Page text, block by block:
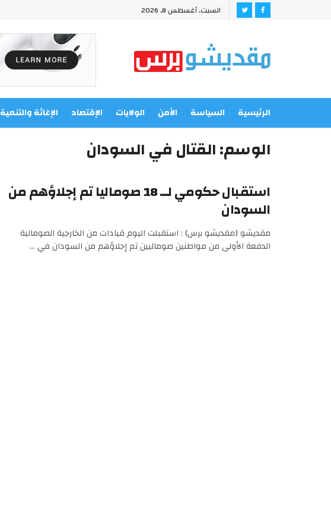
السبت, أغسطس 8, 2026
الرئيسية السياسة الأمن الولايات الإقتصاد الإغاثة والتنمية
الوسم:القتال في السودان
استقبال حكومي لــ 18 صوماليا تم إجلاؤهم من
السودان
مقديشو (مقديشو برس) : استقبلت اليوم قيادات من الخارجية الصومالية
الدفعة الأولى من مواطنين صوماليين تم إجلاؤهم من السودان في ...